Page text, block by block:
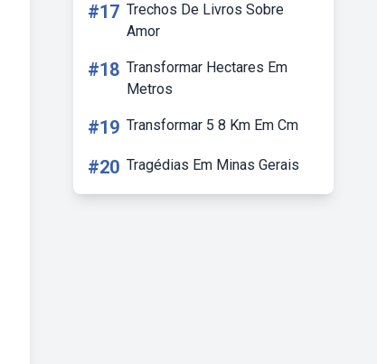
#17 Trechos De Livros Sobre
Amor
#18 Transformar Hectares Em
Metros
#19 Transformar 5 8 Km Em Cm
#20 Tragédias Em Minas Gerais